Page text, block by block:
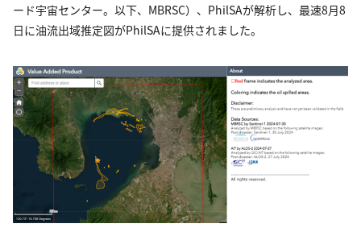
ード宇宙センター。以下、MBRSC）、PhilSAが解析し、最速8月8
日に油流出域推定図がPhilSAに提供されました。